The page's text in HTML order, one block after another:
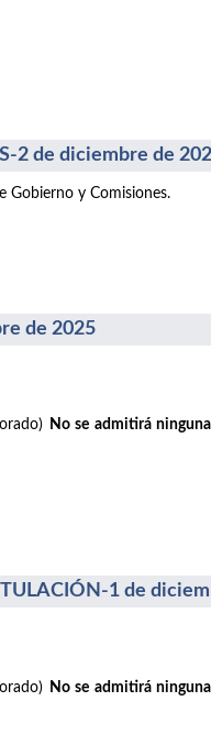
2 de diciembre de
Gobierno y Comisiones.
de 2025
No se admitirá
1 de
No se admitirá